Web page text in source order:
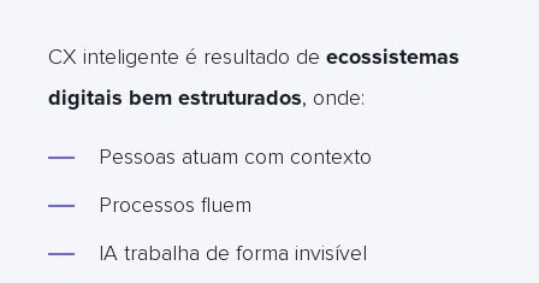
CX inteligente é resultado de ecossistemas
digitais bem estruturados, onde:
Pessoas atuam com contexto
Processos fluem
IA trabalha de forma invisível